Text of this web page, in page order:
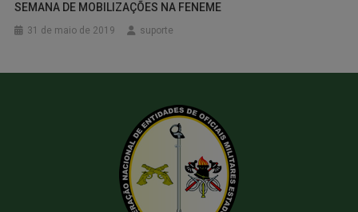
SEMANA DE MOBILIZAÇÕES NA FENEME
31 de maio de 2019 suporte